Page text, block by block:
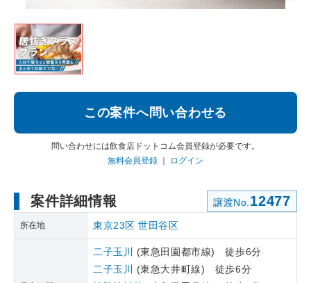
この案件へ問い合わせる
問い合わせには飲食店ドットコム会員登録が必要です。
無料会員登録
ログイン
案件詳細情報 譲渡No. 12477
所在地 東京23区 世田谷区
二子玉川
(東急田園都市線) 徒歩6分
二子玉川
(東急大井町線) 徒歩6分